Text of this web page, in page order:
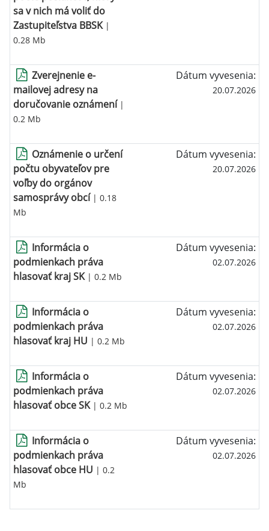
sa v nich má voliť do
Zastupiteľstva BBSK|
0.28 Mb
Zverejnenie e-
mailovej adresy na
doručovanie oznámení|
0.2 Mb
Dátum vyvesenia:
20.07.2026
Oznámenie o určení
počtu obyvateľov pre
voľby do orgánov
samosprávy obcí| 0.18
Mb
Dátum vyvesenia:
20.07.2026
Informácia o
podmienkach práva
hlasovať kraj SK| 0.2 Mb
Dátum vyvesenia:
02.07.2026
Informácia o
podmienkach práva
hlasovať kraj HU | 0.2 Mb
Dátum vyvesenia:
02.07.2026
Informácia o
podmienkach práva
hlasovať obce SK| 0.2 Mb
Dátum vyvesenia:
02.07.2026
Informácia o
podmienkach práva
hlasovať obce HU | 0.2
Mb
Dátum vyvesenia:
02.07.2026